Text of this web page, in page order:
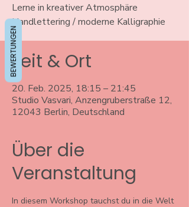
Lerne in kreativer Atmosphäre
Handlettering / moderne Kalligraphie
Zeit & Ort
20. Feb. 2025, 18:15 – 21:45
Studio Vasvari, Anzengruberstraße 12,
12043 Berlin, Deutschland
Über die
Veranstaltung
In diesem Workshop tauchst du in die Welt
BEWERTUNGEN